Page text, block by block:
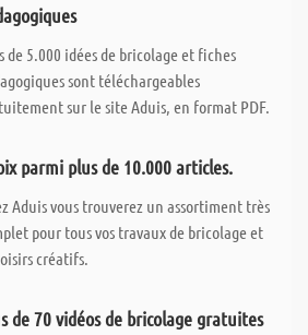
de 5.000 idées de bricolage et fiches
sont téléchargeables
sur le site Aduis, en format PDF.
parmi plus de 10.000 articles.
Aduis vous trouverez un assortiment très
pour tous vos travaux de bricolage et
créatifs.
de 70 vidéos de bricolage gratuites